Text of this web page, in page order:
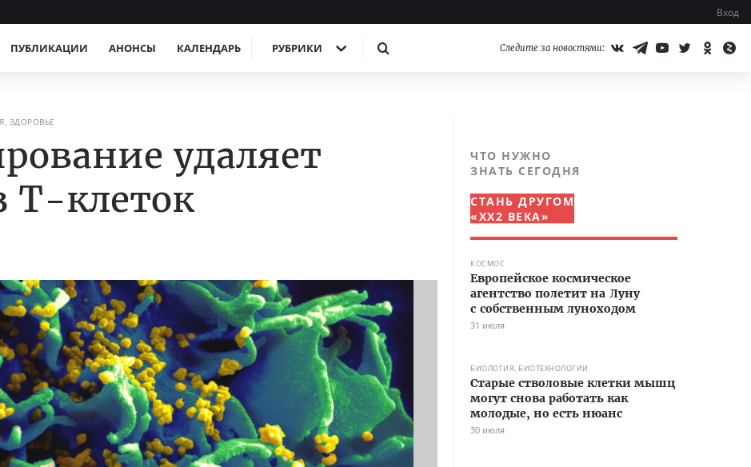
Вход
ПУБЛИКАЦИИ АНОНСЫ КАЛЕНДАРЬ РУБРИКИ Следите за новостями:
ЗДОРОВЬЕ
удаляет
Т-клеток
ЧТО НУЖНО
ЗНАТЬ СЕГОДНЯ
СТАНЬ ДРУГОМ
«XX2 ВЕКА»
КОСМОС
Европейское космическое
агентство полетит на Луну
с собственным луноходом
31 июля
БИОЛОГИЯ, БИОТЕХНОЛОГИИ
Старые стволовые клетки мышц
могут снова работать как
молодые, но есть нюанс
30 июля